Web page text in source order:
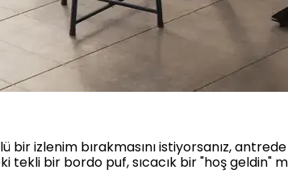
bir izlenim bırakmasını istiyorsanız,
tekli bir bordo puf, sıcacık bir "hoş geldin"